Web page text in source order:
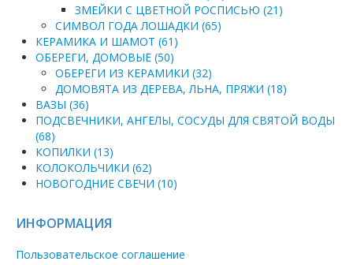
ЗМЕЙКИ С ЦВЕТНОЙ РОСПИСЬЮ (21)
СИМВОЛ ГОДА ЛОШАДКИ (65)
КЕРАМИКА И ШАМОТ (61)
ОБЕРЕГИ, ДОМОВЫЕ (50)
ОБЕРЕГИ ИЗ КЕРАМИКИ (32)
ДОМОВЯТА ИЗ ДЕРЕВА, ЛЬНА, ПРЯЖИ (18)
ВАЗЫ (36)
ПОДСВЕЧНИКИ, АНГЕЛЫ, СОСУДЫ ДЛЯ СВЯТОЙ ВОДЫ
(68)
КОПИЛКИ (13)
КОЛОКОЛЬЧИКИ (62)
НОВОГОДНИЕ СВЕЧИ (10)
ИНФОРМАЦИЯ
Пользовательское соглашение